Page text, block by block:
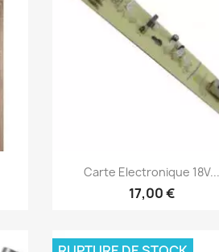
 Aperçu rapide
Carte Electronique 18V...
17,00 €